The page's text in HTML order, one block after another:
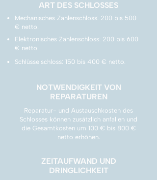
ART DES SCHLOSSES
Mechanisches Zahlenschloss: 200 bis 500
€ netto.
Elektronisches Zahlenschloss: 200 bis 600
€ netto
Schlüsselschloss: 150 bis 400 € netto.
NOTWENDIGKEIT VON
REPARATUREN
Reparatur- und Austauschkosten des
Schlosses können zusätzlich anfallen und
die Gesamtkosten um 100 € bis 800 €
netto erhöhen.
ZEITAUFWAND UND
DRINGLICHKEIT